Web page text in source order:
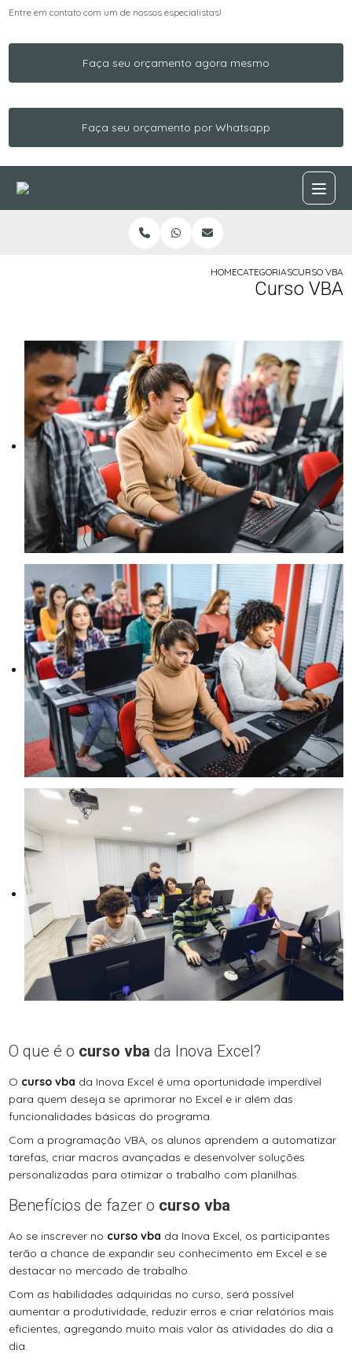
Entre em contato com um de nossos especialistas!
Faça seu orçamento agora mesmo
Faça seu orçamento por Whatsapp
HOMECATEGORIASCURSO VBA
Curso VBA
O que é o curso vba da Inova Excel?
O curso vba da Inova Excel é uma oportunidade imperdível
para quem deseja se aprimorar no Excel e ir além das
funcionalidades básicas do programa.
Com a programação VBA, os alunos aprendem a automatizar
tarefas, criar macros avançadas e desenvolver soluções
personalizadas para otimizar o trabalho com planilhas.
Benefícios de fazer o curso vba
Ao se inscrever no curso vba da Inova Excel, os participantes
terão a chance de expandir seu conhecimento em Excel e se
destacar no mercado de trabalho.
Com as habilidades adquiridas no curso, será possível
aumentar a produtividade, reduzir erros e criar relatórios mais
eficientes, agregando muito mais valor às atividades do dia a
dia.